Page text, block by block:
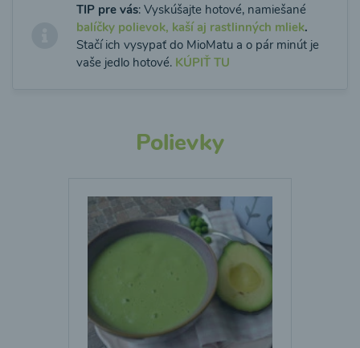
TIP pre vás: Vyskúšajte hotové, namiešané
balíčky polievok, kaší aj rastlinných mliek.
Stačí ich vysypať do MioMatu a o pár minút je
vaše jedlo hotové. KÚPIŤ TU
Polievky